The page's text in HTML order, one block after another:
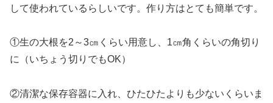
して使われているらしいです。作り方はとても簡単です。
①生の大根を2～3㎝くらい用意し、1㎝角くらいの角切り
に（いちょう切りでもOK）
②清潔な保存容器に入れ、ひたひたよりも少ないくらいま